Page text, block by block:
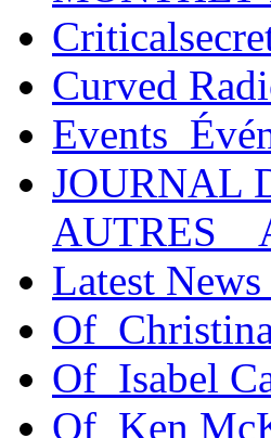
Curved
JOURNAL
AUTRES _
Latest
Of_Isabel
Of_Ken